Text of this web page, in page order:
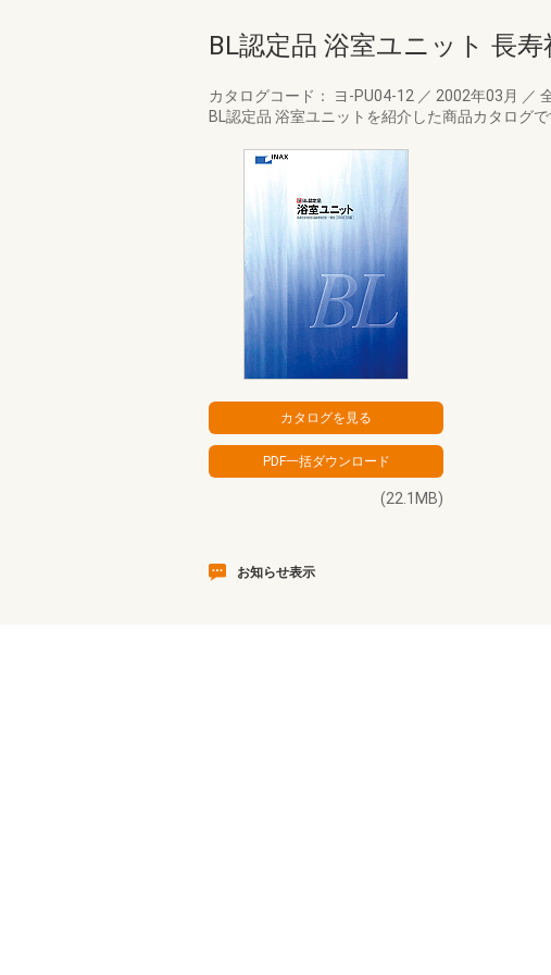
BL認定品 浴室ユニット 長
カタログコード： ヨ-PU04-12 ／ 2002年03月 ／
BL認定品 浴室ユニットを紹介した商品カタログで
(22.1MB)
お知らせ表示